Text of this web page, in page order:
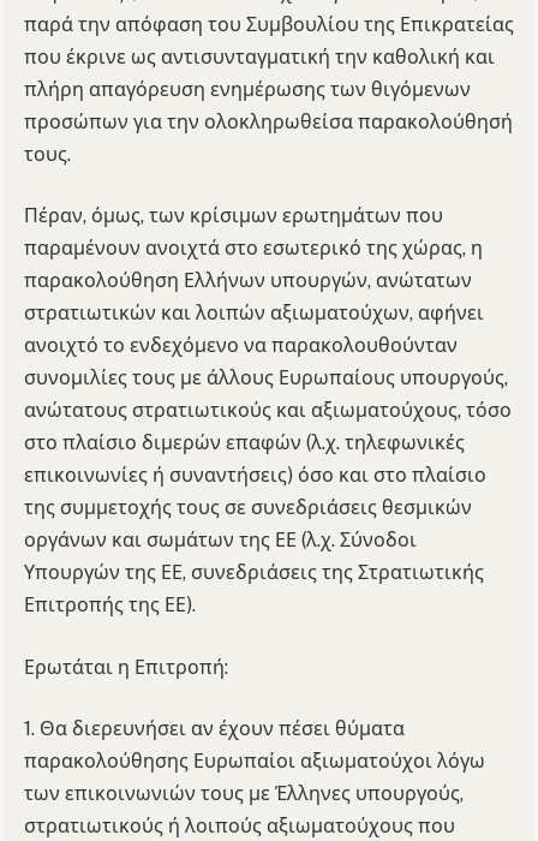
παρά την απόφαση του Συμβουλίου της Επικρατείας
που έκρινε ως αντισυνταγματική την καθολική και
πλήρη απαγόρευση ενημέρωσης των θιγόμενων
προσώπων για την ολοκληρωθείσα παρακολούθησή
τους.
Πέραν, όμως, των κρίσιμων ερωτημάτων που
παραμένουν ανοιχτά στο εσωτερικό της χώρας, η
παρακολούθηση Ελλήνων υπουργών, ανώτατων
στρατιωτικών και λοιπών αξιωματούχων, αφήνει
ανοιχτό το ενδεχόμενο να παρακολουθούνταν
συνομιλίες τους με άλλους Ευρωπαίους υπουργούς,
ανώτατους στρατιωτικούς και αξιωματούχους, τόσο
στο πλαίσιο διμερών επαφών (λ.χ. τηλεφωνικές
επικοινωνίες ή συναντήσεις) όσο και στο πλαίσιο
της συμμετοχής τους σε συνεδριάσεις θεσμικών
οργάνων και σωμάτων της ΕΕ (λ.χ. Σύνοδοι
Υπουργών της ΕΕ, συνεδριάσεις της Στρατιωτικής
Επιτροπής της ΕΕ).
Ερωτάται η Επιτροπή:
1. Θα διερευνήσει αν έχουν πέσει θύματα
παρακολούθησης Ευρωπαίοι αξιωματούχοι λόγω
των επικοινωνιών τους με Έλληνες υπουργούς,
στρατιωτικούς ή λοιπούς αξιωματούχους που